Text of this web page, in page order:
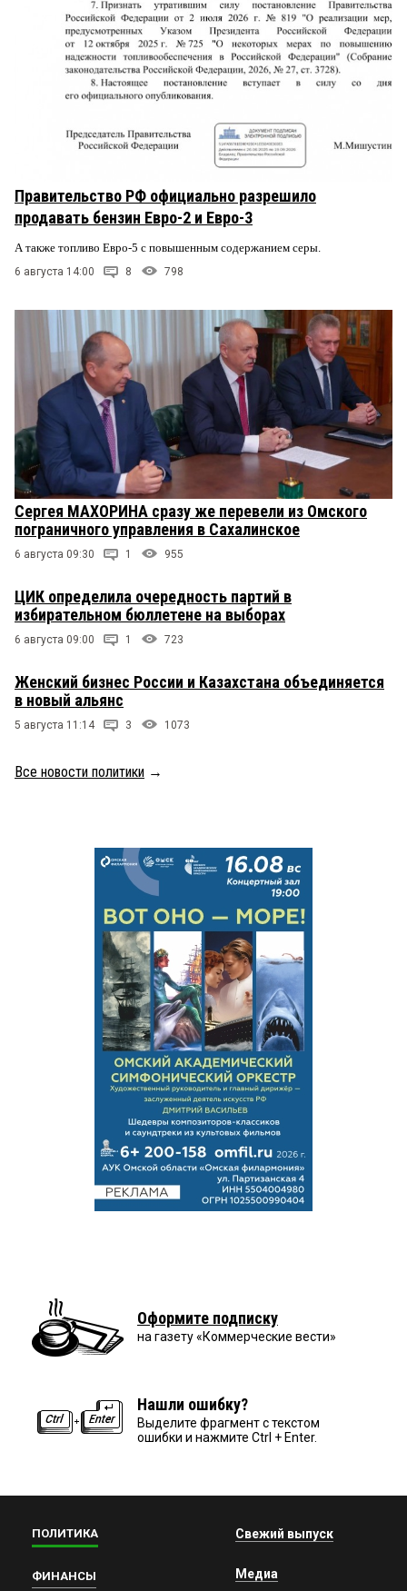
Правительство РФ официально разрешило
продавать бензин Евро-2 и Евро-3
А также топливо Евро-5 с повышенным содержанием серы.
6 августа 14:00 8 798
Сергея МАХОРИНА сразу же перевели из Омского
пограничного управления в Сахалинское
6 августа 09:30 1 955
ЦИК определила очередность партий в
избирательном бюллетене на выборах
6 августа 09:00 1 723
Женский бизнес России и Казахстана объединяется
в новый альянс
5 августа 11:14 3 1073
Все новости политики →
Оформите подписку
на газету «Коммерческие вести»
Нашли ошибку?
Выделите фрагмент с текстом
ошибки и нажмите Ctrl + Enter.
ПОЛИТИКА
ФИНАНСЫ
Свежий выпуск
Медиа